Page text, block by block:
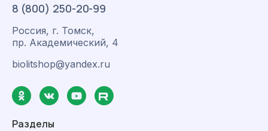
8 (800) 250-20-99
Россия, г. Томск,
пр. Академический, 4
biolitshop@yandex.ru
Разделы